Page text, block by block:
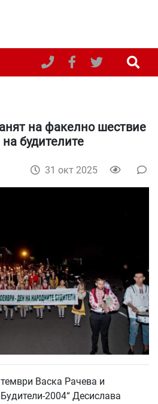
на факелно шествие
будителите
31 окт 2025
Васка Рачева и
2004“ Десислава